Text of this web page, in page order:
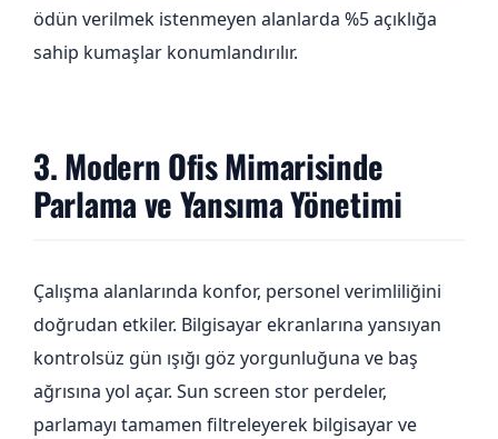
ödün verilmek istenmeyen alanlarda %5 açıklığa
sahip kumaşlar konumlandırılır.
3. Modern Ofis Mimarisinde
Parlama ve Yansıma Yönetimi
Çalışma alanlarında konfor, personel verimliliğini
doğrudan etkiler. Bilgisayar ekranlarına yansıyan
kontrolsüz gün ışığı göz yorgunluğuna ve baş
ağrısına yol açar. Sun screen stor perdeler,
parlamayı tamamen filtreleyerek bilgisayar ve